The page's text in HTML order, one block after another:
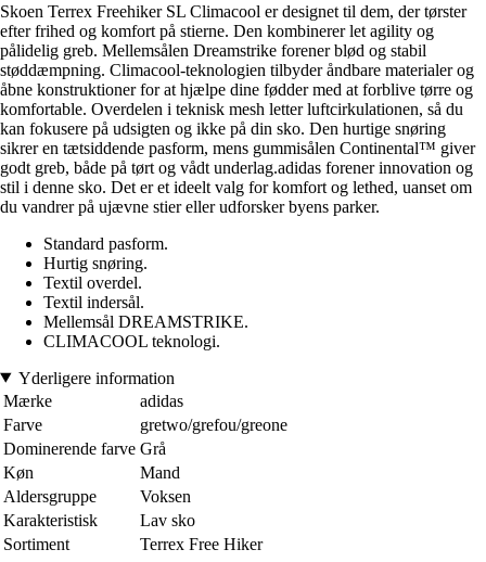
Skoen Terrex Freehiker SL Climacool er designet til dem, der tørster
efter frihed og komfort på stierne. Den kombinerer let agility og
pålidelig greb. Mellemsålen Dreamstrike forener blød og stabil
støddæmpning. Climacool-teknologien tilbyder åndbare materialer og
åbne konstruktioner for at hjælpe dine fødder med at forblive tørre og
komfortable. Overdelen i teknisk mesh letter luftcirkulationen, så du
kan fokusere på udsigten og ikke på din sko. Den hurtige snøring
sikrer en tætsiddende pasform, mens gummisålen Continental™ giver
godt greb, både på tørt og vådt underlag.adidas forener innovation og
stil i denne sko. Det er et ideelt valg for komfort og lethed, uanset om
du vandrer på ujævne stier eller udforsker byens parker.
Standard pasform.
Hurtig snøring.
Textil overdel.
Textil indersål.
Mellemsål DREAMSTRIKE.
CLIMACOOL teknologi.
Yderligere information
Mærke
adidas
Farve
gretwo/grefou/greone
Dominerende farve Grå
Køn
Mand
Aldersgruppe
Voksen
Karakteristisk
Lav sko
Sortiment
Terrex Free Hiker